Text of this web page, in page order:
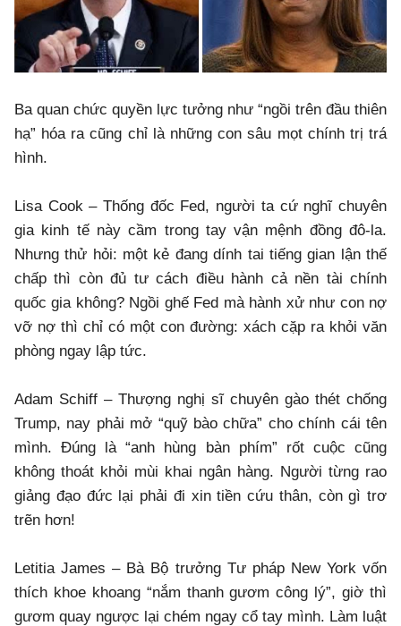
Ba quan chức quyền lực tưởng như “ngồi trên đầu thiên
hạ” hóa ra cũng chỉ là những con sâu mọt chính trị trá
hình.
Lisa Cook – Thống đốc Fed, người ta cứ nghĩ chuyên
gia kinh tế này cầm trong tay vận mệnh đồng đô-la.
Nhưng thử hỏi: một kẻ đang dính tai tiếng gian lận thế
chấp thì còn đủ tư cách điều hành cả nền tài chính
quốc gia không? Ngồi ghế Fed mà hành xử như con nợ
vỡ nợ thì chỉ có một con đường: xách cặp ra khỏi văn
phòng ngay lập tức.
Adam Schiff – Thượng nghị sĩ chuyên gào thét chống
Trump, nay phải mở “quỹ bào chữa” cho chính cái tên
mình. Đúng là “anh hùng bàn phím” rốt cuộc cũng
không thoát khỏi mùi khai ngân hàng. Người từng rao
giảng đạo đức lại phải đi xin tiền cứu thân, còn gì trơ
trẽn hơn!
Letitia James – Bà Bộ trưởng Tư pháp New York vốn
thích khoe khoang “nắm thanh gươm công lý”, giờ thì
gươm quay ngược lại chém ngay cổ tay mình. Làm luật